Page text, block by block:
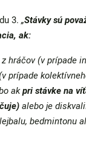
3. „Stávky sú
ak:
hráčov (v prípade
prípade
akpri stávke na
alebo je
bedmintonu